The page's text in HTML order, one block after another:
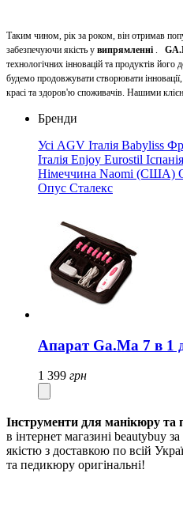
Таким чином, рік за роком, він отримав
забезпечуючи якість у випрямленні .
технологічних інновацій та продуктів
будемо продовжувати створювати
красі та здоров'ю споживачів. Нашими
Бренди
Усі AGV Італія Babyliss
Італія Enjoy Eurostil Іспанія
Німеччина Naomi (США)
Опус Сталекс
Апарат Ga.Ma 7 в 1
1 399 грн
Інструменти для манікюру та
в інтернет магазині beautybuy
якістю з доставкою по всій
та педикюру оригінальні!